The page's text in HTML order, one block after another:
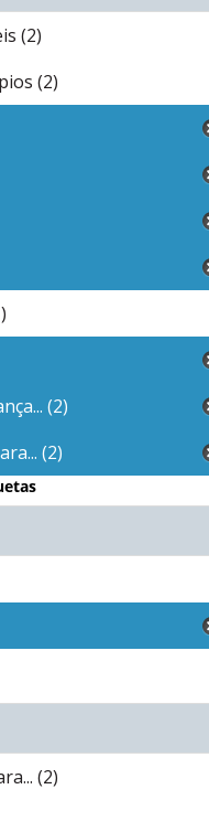
(2)
(2)
(2)
(2)
(2)